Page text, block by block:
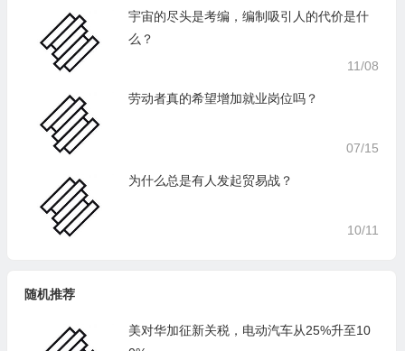
宇宙的尽头是考编，编制吸引人的代价是什
么？
11/08
劳动者真的希望增加就业岗位吗？
07/15
为什么总是有人发起贸易战？
10/11
随机推荐
美对华加征新关税，电动汽车从25%升至10